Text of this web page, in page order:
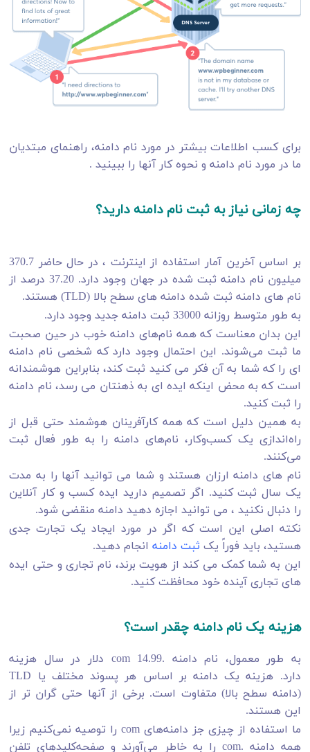
برای کسب اطلاعات بیشتر در مورد نام دامنه، راهنمای مبتدیان
ما در مورد نام دامنه و نحوه کار آنها را ببینید .
چه زمانی نیاز به ثبت نام دامنه دارید؟
بر اساس آخرین آمار استفاده از اینترنت ، در حال حاضر 370.7
میلیون نام دامنه ثبت شده در جهان وجود دارد. 37.20 درصد از
نام های دامنه ثبت شده دامنه های سطح بالا (TLD) هستند.
به طور متوسط ​​روزانه 33000 ثبت دامنه جدید وجود دارد.
این بدان معناست که همه نام‌های دامنه خوب در حین صحبت
ما ثبت می‌شوند. این احتمال وجود دارد که شخصی نام دامنه
ای را که شما به آن فکر می کنید ثبت کند، بنابراین هوشمندانه
است که به محض اینکه ایده ای به ذهنتان می رسد، نام دامنه
را ثبت کنید.
به همین دلیل است که همه کارآفرینان هوشمند حتی قبل از
راه‌اندازی یک کسب‌وکار، نام‌های دامنه را به طور فعال ثبت
می‌کنند.
نام های دامنه ارزان هستند و شما می توانید آنها را به مدت
یک سال ثبت کنید. اگر تصمیم دارید ایده کسب و کار آنلاین
را دنبال نکنید ، می توانید اجازه دهید دامنه منقضی شود.
نکته اصلی این است که اگر در مورد ایجاد یک تجارت جدی
هستید، باید فوراً یک ثبت دامنه انجام دهید.
این به شما کمک می کند از هویت برند، نام تجاری و حتی ایده
های تجاری آینده خود محافظت کنید.
هزینه یک نام دامنه چقدر است؟
به طور معمول، نام دامنه .com 14.99 دلار در سال هزینه
دارد. هزینه یک دامنه بر اساس هر پسوند مختلف یا TLD
(دامنه سطح بالا) متفاوت است. برخی از آنها حتی گران تر از
این هستند.
ما استفاده از چیزی جز دامنه‌های com را توصیه نمی‌کنیم زیرا
همه دامنه .com را به خاطر می‌آورند و صفحه‌کلیدهای تلفن